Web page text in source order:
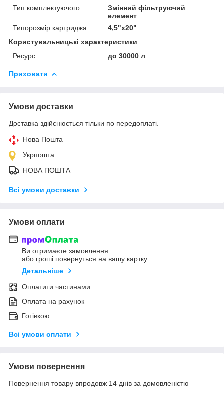
Тип комплектуючого
Змінний фільтруючий
елемент
Типорозмір картриджа
4,5"х20"
Користувальницькі характеристики
Ресурс
до 30000 л
Приховати
Умови доставки
Доставка здійснюється тільки по передоплаті.
Нова Пошта
Укрпошта
НОВА ПОШТА
Всі умови доставки
Умови оплати
Ви отримаєте замовлення
або гроші повернуться на вашу картку
Детальніше
Оплатити частинами
Оплата на рахунок
Готівкою
Всі умови оплати
Умови повернення
Повернення товару впродовж 14 днів за домовленістю